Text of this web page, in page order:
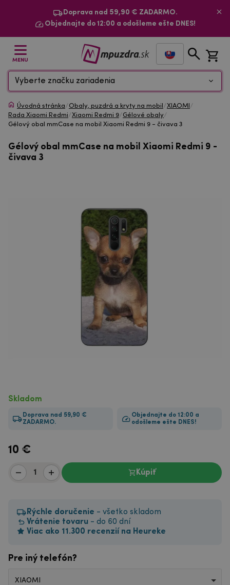
Doprava nad 59,90 € ZADARMO.
Objednajte do 12:00 a odošleme ešte DNES!
MENU
Vyberte značku zariadenia
Úvodná stránka/Obaly, puzdrá a kryty na mobil /XIAOMI /
Rada Xiaomi Redmi/Xiaomi Redmi 9/Gélové obaly/
Gélový obal mmCase na mobil Xiaomi Redmi 9 - čivava 3
Gélový obal mmCase na mobil Xiaomi Redmi 9 -
čivava 3
Skladom
Doprava nad 59,90 €
ZADARMO.
Objednajte do 12:00 a
odošleme ešte DNES!
10 €
Kúpiť
Rýchle doručenie - všetko skladom
Vrátenie tovaru - do 60 dní
Viac ako 11.300 recenzií na Heureke
Pre iný telefón?
XIAOMI